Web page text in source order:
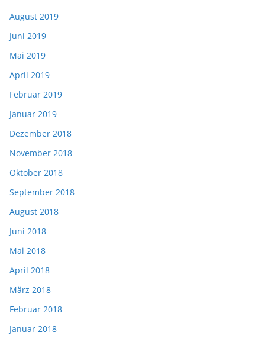
August 2019
Juni 2019
Mai 2019
April 2019
Februar 2019
Januar 2019
Dezember 2018
November 2018
Oktober 2018
September 2018
August 2018
Juni 2018
Mai 2018
April 2018
März 2018
Februar 2018
Januar 2018